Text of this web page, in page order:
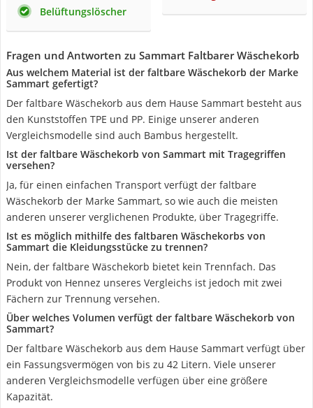
Belüftungslöscher
Fragen und Antworten zu Sammart Faltbarer Wäschekorb
Aus welchem Material ist der faltbare Wäschekorb der Marke
Sammart gefertigt?
Der faltbare Wäschekorb aus dem Hause Sammart besteht aus
den Kunststoffen TPE und PP. Einige unserer anderen
Vergleichsmodelle sind auch Bambus hergestellt.
Ist der faltbare Wäschekorb von Sammart mit Tragegriffen
versehen?
Ja, für einen einfachen Transport verfügt der faltbare
Wäschekorb der Marke Sammart, so wie auch die meisten
anderen unserer verglichenen Produkte, über Tragegriffe.
Ist es möglich mithilfe des faltbaren Wäschekorbs von
Sammart die Kleidungsstücke zu trennen?
Nein, der faltbare Wäschekorb bietet kein Trennfach. Das
Produkt von Hennez unseres Vergleichs ist jedoch mit zwei
Fächern zur Trennung versehen.
Über welches Volumen verfügt der faltbare Wäschekorb von
Sammart?
Der faltbare Wäschekorb aus dem Hause Sammart verfügt über
ein Fassungsvermögen von bis zu 42 Litern. Viele unserer
anderen Vergleichsmodelle verfügen über eine größere
Kapazität.